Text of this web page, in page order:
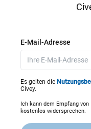
t
a
n
E-Mail-Adresse
Es gelten die
Civey.
Ich kann dem Empfang von
kostenlos widersprechen.